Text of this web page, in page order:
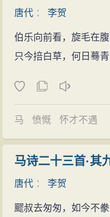
边思索，一旦有了好
的灵感火花急速记录
着的小锦囊里。一到
理，并把它们写成一
子写作时非要呕出心
竟连饭也要忘记了去吃
事实上，正是李贺全
他所创作的大量诗作
大漠沙如雪，燕山月
带病继位（中风），
史称永贞革新。八月
贞，逼顺宗称病退位
《汉唐姬饮酒歌》讽刺
唐宪宗元和二年（
右，即已诗名远播，
年），李贺写《雁门
阳，李贺往谒。据说
唐代 ：李贺
伯乐向前看，旋毛在腹
只今掊白草，何日蓦青
马 愤慨 怀才不遇
马诗二十三首·其
唐代 ：李贺
飂叔去匆匆，如今不豢